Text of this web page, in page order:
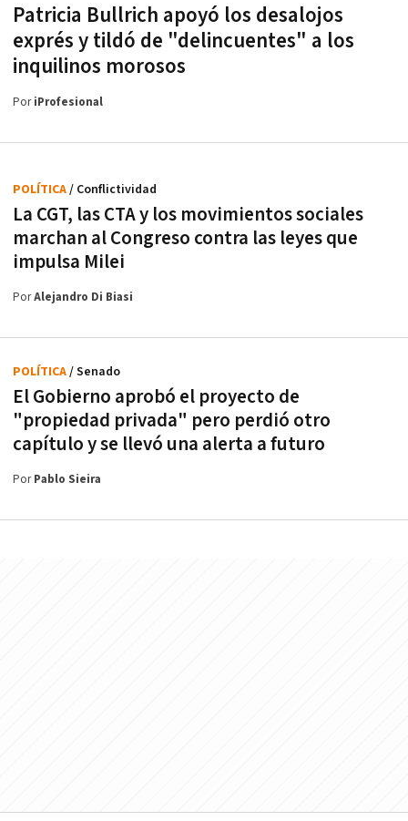
Patricia Bullrich apoyó los desalojos
exprés y tildó de "delincuentes" a los
inquilinos morosos
PoriProfesional
La CGT, las CTA y los movimientos sociales
marchan al Congreso contra las leyes que
impulsa Milei
POLÍTICA/ Conflictividad
PorAlejandro Di Biasi
El Gobierno aprobó el proyecto de
"propiedad privada" pero perdió otro
capítulo y se llevó una alerta a futuro
POLÍTICA/ Senado
PorPablo Sieira